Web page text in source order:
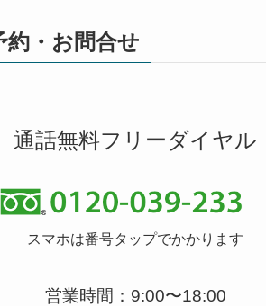
約・お問合せ
通話無料フリーダイヤル
スマホは番号タップでかかります
営業時間：9:00〜18:00